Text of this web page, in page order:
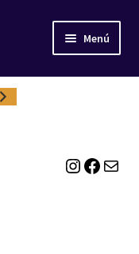
Menú
Instagram Facebook Correo electrónico